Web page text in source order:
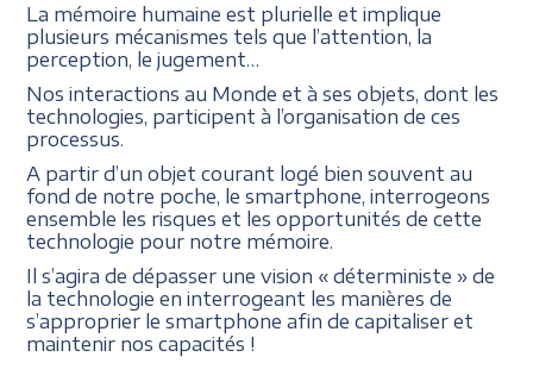
La mémoire humaine est plurielle et implique
plusieurs mécanismes tels que l’attention, la
perception, le jugement…
Nos interactions au Monde et à ses objets, dont les
technologies, participent à l’organisation de ces
processus.
A partir d’un objet courant logé bien souvent au
fond de notre poche, le smartphone, interrogeons
ensemble les risques et les opportunités de cette
technologie pour notre mémoire.
Il s’agira de dépasser une vision « déterministe » de
la technologie en interrogeant les manières de
s’approprier le smartphone afin de capitaliser et
maintenir nos capacités !